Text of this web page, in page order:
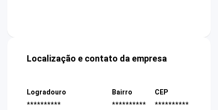
Localização e contato da empresa
Logradouro
**********
Bairro
**********
CEP
**********